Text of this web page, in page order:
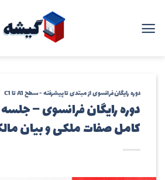
دوره رایگان فرانسوی از مبتدی تا پیشرفته - سطح A1 تا C1
کامل صفات ملکی و بیان